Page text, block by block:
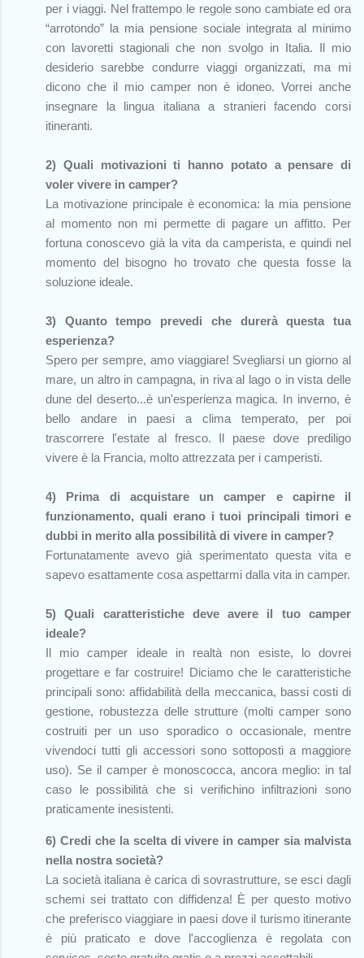
per i viaggi. Nel frattempo le regole sono cambiate ed ora
“arrotondo” la mia pensione sociale integrata al minimo
con lavoretti stagionali che non svolgo in Italia. Il mio
desiderio sarebbe condurre viaggi organizzati, ma mi
dicono che il mio camper non è idoneo. Vorrei anche
insegnare la lingua italiana a stranieri facendo corsi
itineranti.
2) Quali motivazioni ti hanno potato a pensare di
voler vivere in camper?
La motivazione principale è economica: la mia pensione
al momento non mi permette di pagare un affitto. Per
fortuna conoscevo già la vita da camperista, e quindi nel
momento del bisogno ho trovato che questa fosse la
soluzione ideale.
3) Quanto tempo prevedi che durerà questa tua
esperienza?
Spero per sempre, amo viaggiare! Svegliarsi un giorno al
mare, un altro in campagna, in riva al lago o in vista delle
dune del deserto...è un'esperienza magica. In inverno, è
bello andare in paesi a clima temperato, per poi
trascorrere l'estate al fresco. Il paese dove prediligo
vivere è la Francia, molto attrezzata per i camperisti.
4) Prima di acquistare un camper e capirne il
funzionamento, quali erano i tuoi principali timori e
dubbi in merito alla possibilità di vivere in camper?
Fortunatamente avevo già sperimentato questa vita e
sapevo esattamente cosa aspettarmi dalla vita in camper.
5) Quali caratteristiche deve avere il tuo camper
ideale?
Il mio camper ideale in realtà non esiste, lo dovrei
progettare e far costruire! Diciamo che le caratteristiche
principali sono: affidabilità della meccanica, bassi costi di
gestione, robustezza delle strutture (molti camper sono
costruiti per un uso sporadico o occasionale, mentre
vivendoci tutti gli accessori sono sottoposti a maggiore
uso). Se il camper è monoscocca, ancora meglio: in tal
caso le possibilità che si verifichino infiltrazioni sono
praticamente inesistenti.
6) Credi che la scelta di vivere in camper sia malvista
nella nostra società?
La società italiana è carica di sovrastrutture, se esci dagli
schemi sei trattato con diffidenza! È per questo motivo
che preferisco viaggiare in paesi dove il turismo itinerante
è più praticato e dove l'accoglienza è regolata con